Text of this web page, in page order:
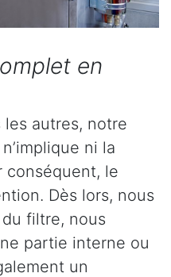
en
autres, notre
ni la
conséquent, le
Dès lors, nous
filtre, nous
partie interne ou
un